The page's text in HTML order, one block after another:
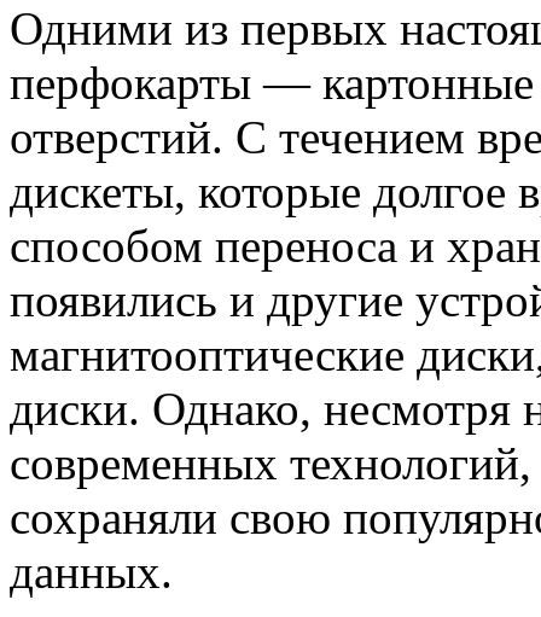
Одними из первых
перфокарты —
отверстий. С течением
дискеты, которые долгое
способом переноса и
появились и другие
магнитооптические
диски. Однако, несмотря
современных
сохраняли свою
данных.